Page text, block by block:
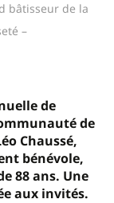
bâtisseur de la
–
de
de
Chaussé,
bénévole,
88 ans. Une
aux invités.